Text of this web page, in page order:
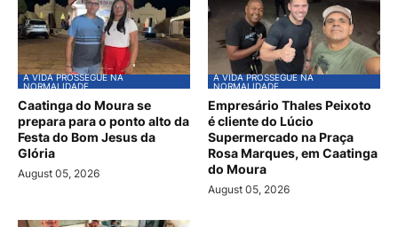
A VIDA PROSSEGUE NA
NORMALIDADE
Caatinga do Moura se
prepara para o ponto alto da
Festa do Bom Jesus da
Glória
August 05, 2026
A VIDA PROSSEGUE NA
NORMALIDADE
Empresário Thales Peixoto
é cliente do Lúcio
Supermercado na Praça
Rosa Marques, em Caatinga
do Moura
August 05, 2026